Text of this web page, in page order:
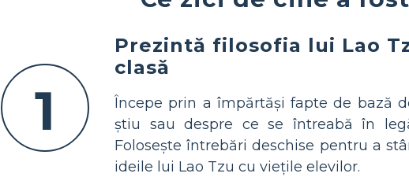
1
Prezintă filosofia lui Lao
clasă
Începe prin a împărtăși fapte de bază
știu sau despre ce se întreabă în
Folosește întrebări deschise pentru a
ideile lui Lao Tzu cu viețile elevilor.